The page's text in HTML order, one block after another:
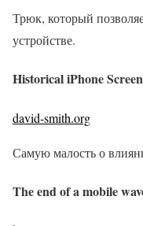
Трюк, который
устройстве.
Historical iPhone
david-smith.org
Самую малость о
The end of a mobile